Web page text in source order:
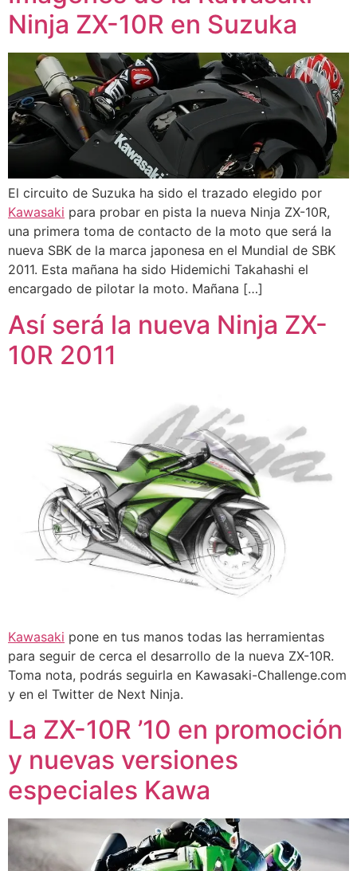
Ninja ZX-10R en Suzuka
El circuito de Suzuka ha sido el trazado elegido por
Kawasaki para probar en pista la nueva Ninja ZX-10R,
una primera toma de contacto de la moto que será la
nueva SBK de la marca japonesa en el Mundial de SBK
2011. Esta mañana ha sido Hidemichi Takahashi el
encargado de pilotar la moto. Mañana […]
Así será la nueva Ninja ZX-
10R 2011
Kawasaki pone en tus manos todas las herramientas
para seguir de cerca el desarrollo de la nueva ZX-10R.
Toma nota, podrás seguirla en Kawasaki-Challenge.com
y en el Twitter de Next Ninja.
La ZX-10R ’10 en promoción
y nuevas versiones
especiales Kawa